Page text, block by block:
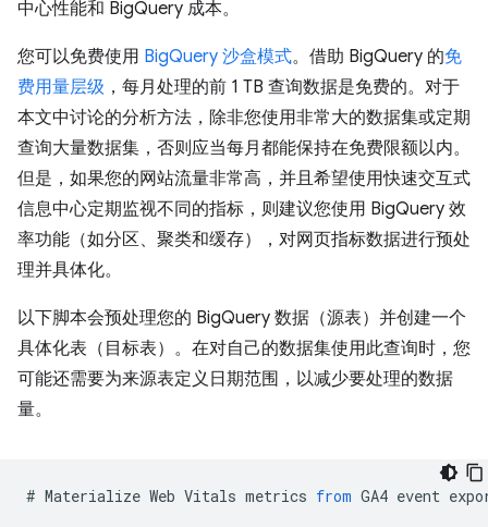
中心性能和 BigQuery 成本。
您可以免费使用 BigQuery 沙盒模式。借助 BigQuery 的免
费用量层级 ，每月处理的前 1 TB 查询数据是免费的。对于
本文中讨论的分析方法，除非您使用非常大的数据集或定期
查询大量数据集，否则应当每月都能保持在免费限额以内。
但是，如果您的网站流量非常高，并且希望使用快速交互式
信息中心定期监视不同的指标，则建议您使用 BigQuery 效
率功能（如分区、聚类和缓存），对网页指标数据进行预处
理并具体化。
以下脚本会预处理您的 BigQuery 数据（源表）并创建一个
具体化表（目标表）。在对自己的数据集使用此查询时，您
可能还需要为来源表定义日期范围，以减少要处理的数据
量。
# Materialize Web Vitals metrics from GA4 event